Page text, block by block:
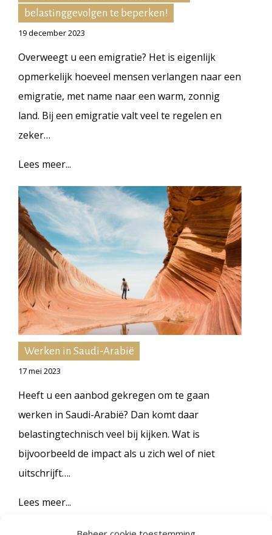
belastinggevolgen te beperken!
19 december 2023
Overweegt u een emigratie? Het is eigenlijk
opmerkelijk hoeveel mensen verlangen naar een
emigratie, met name naar een warm, zonnig
land. Bij een emigratie valt veel te regelen en
zeker…
Lees meer...
Werken in Saudi-Arabië
17 mei 2023
Heeft u een aanbod gekregen om te gaan
werken in Saudi-Arabië? Dan komt daar
belastingtechnisch veel bij kijken. Wat is
bijvoorbeeld de impact als u zich wel of niet
uitschrijft….
Lees meer...